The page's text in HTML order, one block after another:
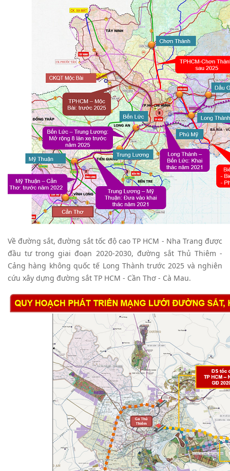
Về đường sắt, đường sắt tốc độ cao TP HCM - Nha Trang được
đầu tư trong giai đoạn 2020-2030, đường sắt Thủ Thiêm -
Cảng hàng không quốc tế Long Thành trước 2025 và nghiên
cứu xây dựng đường sắt TP HCM - Cần Thơ - Cà Mau.